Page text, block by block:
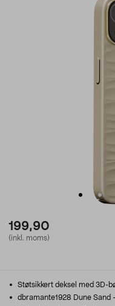
199,90
(inkl. moms)
Støtsikkert deksel med 3D-
dbramante1928 Dune Sand